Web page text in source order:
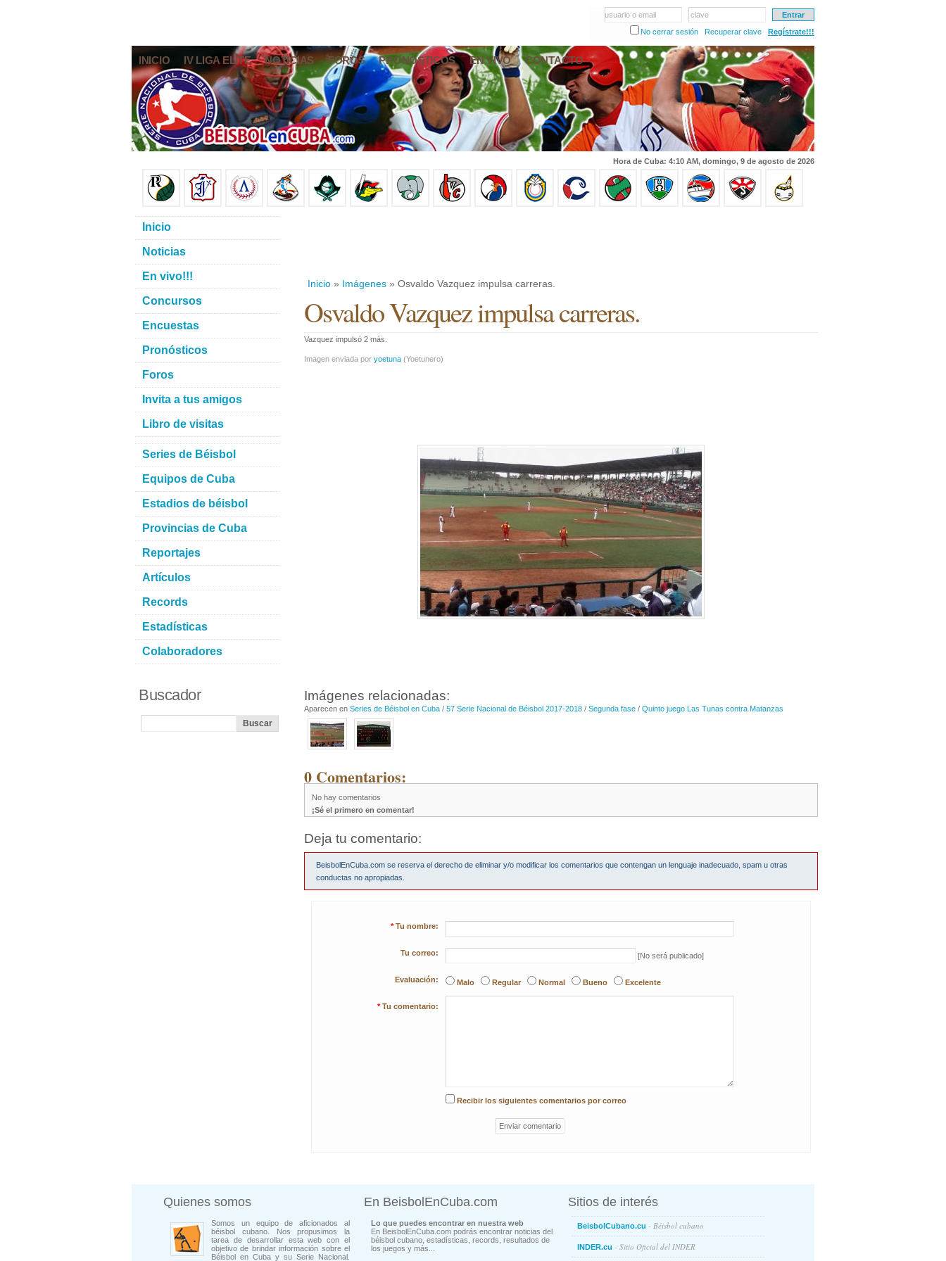
usuario o email
clave
No cerrar sesión
Recuperar clave Regístrate!!!
INICIO IV LIGA ELITE NOTICIAS FOROS PRONÓSTICOS EN VIVO CONTACTO
Hora de Cuba: 4:10 AM, domingo, 9 de agosto de 2026
Inicio » Imágenes » Osvaldo Vazquez impulsa carreras.
Osvaldo Vazquez impulsa carreras.
Vazquez impulsó 2 más.
Imagen enviada por yoetuna (Yoetunero)
Imágenes relacionadas:
Aparecen en Series de Béisbol en Cuba / 57 Serie Nacional de Béisbol 2017-2018 / Segunda fase / Quinto juego Las Tunas contra Matanzas
0 Comentarios:
No hay comentarios
¡Sé el primero en comentar!
Deja tu comentario:
BeisbolEnCuba.com se reserva el derecho de eliminar y/o modificar los comentarios que contengan un lenguaje inadecuado, spam u otras
conductas no apropiadas.
* Tu nombre:
Tu correo: [No será publicado]
Evaluación: Malo Regular Normal Bueno Excelente
* Tu comentario:
Recibir los siguientes comentarios por correo
Inicio
Noticias
En vivo!!!
Concursos
Encuestas
Pronósticos
Foros
Invita a tus amigos
Libro de visitas
Series de Béisbol
Equipos de Cuba
Estadios de béisbol
Provincias de Cuba
Reportajes
Artículos
Records
Estadísticas
Colaboradores
Buscador
Quienes somos
Somos un equipo de aficionados al
béisbol cubano. Nos propusimos la
tarea de desarrollar esta web con el
objetivo de brindar información sobre el
Béisbol en Cuba y su Serie Nacional.
En BeisbolEnCuba.com
Lo que puedes encontrar en nuestra web
En BeisbolEnCuba.com podrás encontrar noticias del
béisbol cubano, estadísticas, records, resultados de
los juegos y más...
Sitios de interés
BeisbolCubano.cu - Béisbol cubano
INDER.cu - Sitio Oficial del INDER